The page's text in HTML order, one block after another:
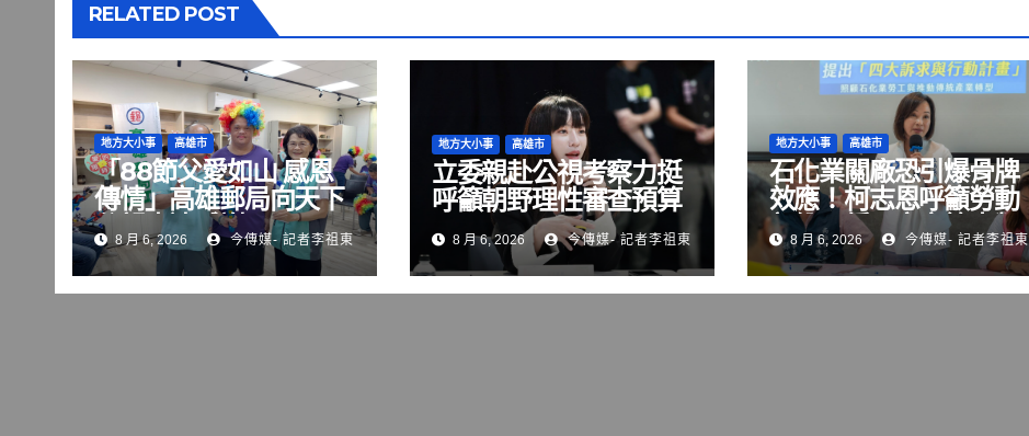
RELATED POST
地方大小事 高雄市
「88節父愛如山 感恩
傳情」高雄郵局向天下
父親表達感謝
8 月 6, 2026 今傳媒- 記者李祖東
地方大小事 高雄市
立委親赴公視考察力挺
呼籲朝野理性審查預算
8 月 6, 2026 今傳媒- 記者李祖東
地方大小事 高雄市
石化業關廠恐引爆骨牌
效應！柯志恩呼籲勞動
部納入僱用安定第十類
8 月 6, 2026 今傳媒- 記者李祖東